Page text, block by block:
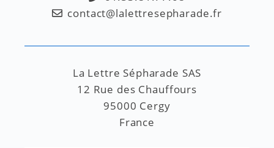
contact@lalettresepharade.fr
La Lettre Sépharade SAS
12 Rue des Chauffours
95000 Cergy
France